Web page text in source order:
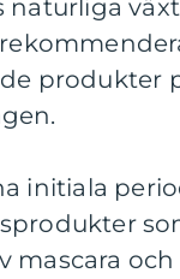
naturliga
produkter
initiala
mascara